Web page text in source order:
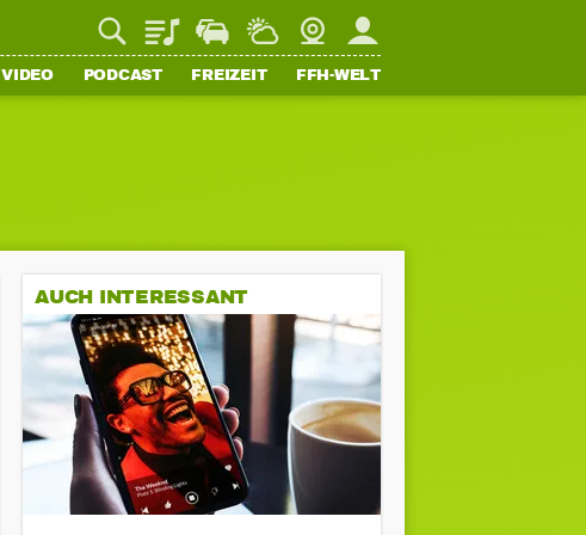
PlaylistStaupilotWetterWebcamMein FFH
VIDEO PODCAST FREIZEIT FFH-WELT
AUCH INTERESSANT